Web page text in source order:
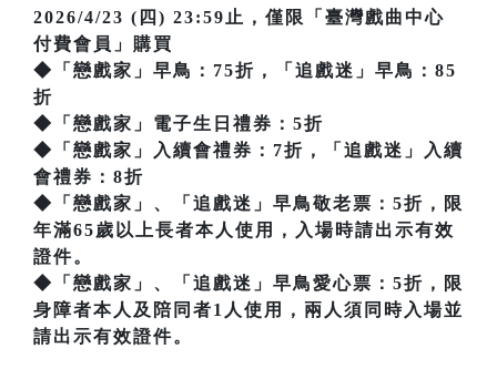
2026/4/23 (四) 23:59止，僅限「臺灣戲曲中心
付費會員」購買
◆「戀戲家」早鳥：75折，「追戲迷」早鳥：85
折
◆「戀戲家」電子生日禮券：5折
◆「戀戲家」入續會禮券：7折，「追戲迷」入續
會禮券：8折
◆「戀戲家」、「追戲迷」早鳥敬老票：5折，限
年滿65歲以上長者本人使用，入場時請出示有效
證件。
◆「戀戲家」、「追戲迷」早鳥愛心票：5折，限
身障者本人及陪同者1人使用，兩人須同時入場並
請出示有效證件。